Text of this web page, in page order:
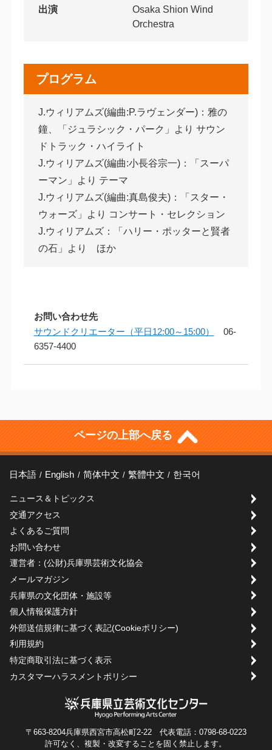
出演
Osaka Shion Wind
Orchestra
プログラム
J.ウィリアムズ(編曲:P.ラヴェンダー)：雅の
鐘、「ジュラシック・パーク」より サウン
ドトラック・ハイライト
J.ウィリアムズ(編曲:小長谷宗一)：「スーパ
ーマン」より テーマ
J.ウィリアムズ(編曲:真島俊夫)：「スター・
ウォーズ」より コンサート・セレクション
J.ウィリアムズ：「ハリー・ポッターと賢者
の石」より ほか
お問い合わせ先
サウンドクリエーター（平日12:00～15:00）
06-
6357-4400
ページの上部へ戻る
日本語 English 简体中文 繁體中文 한국어
ニュース＆トピックス
交通アクセス
よくあるご質問
お問い合わせ
運営者：(公財)兵庫県芸術文化協会
メールマガジン
兵庫県の文化団体・施設等
個人情報保護方針
外部送信規律に基づく表記(Cookieポリシー)
利用規約
特定商取引法に基づく表示
カスタマーハラスメントポリシー
〒663-8204兵庫県西宮市高松町2-22 代表電話：0798-68-0223
許可なく、複製・改変することを固く禁止します。